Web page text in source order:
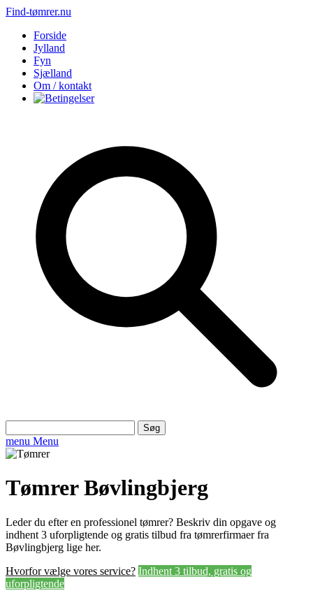
Find-tømrer.nu
Forside
Jylland
Fyn
Sjælland
Om / kontakt
efter:
menu Menu
Tømrer Bøvlingbjerg
Leder du efter en professionel tømrer? Beskriv din opgave og
indhent 3 uforpligtende og gratis tilbud fra tømrerfirmaer fra
Bøvlingbjerg lige her.
Hvorfor vælge vores service? Indhent 3 tilbud, gratis og
uforpligtende